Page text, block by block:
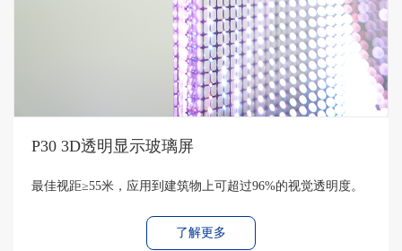
P30 3D透明显示玻璃屏
最佳视距≥55米，应用到建筑物上可超过96%的视觉透明度。
了解更多